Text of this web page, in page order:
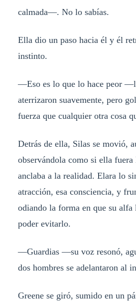
calmada—. No lo sabías.
Ella dio un paso hacia él y él
instinto.
—Eso es lo que lo hace peor
aterrizaron suavemente, pero
fuerza que cualquier otra cosa
Detrás de ella, Silas se movió,
observándola como si ella
anclaba a la realidad. Elara lo
atracción, esa consciencia, y
odiando la forma en que su alfa
poder evitarlo.
—Guardias —su voz resonó,
dos hombres se adelantaron al
Greene se giró, sumido en un